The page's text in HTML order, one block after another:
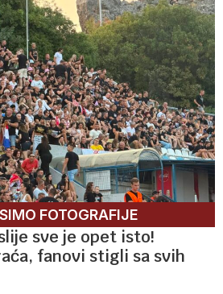
FOTOGRAFIJE
sve je opet isto!
fanovi stigli sa svih